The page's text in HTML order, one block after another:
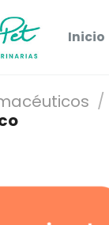
Inicio
/